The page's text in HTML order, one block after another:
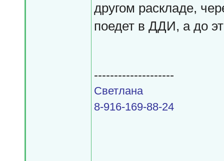
другом раскладе,
поедет в ДДИ, а до
--------------------
Светлана
8-916-169-88-24